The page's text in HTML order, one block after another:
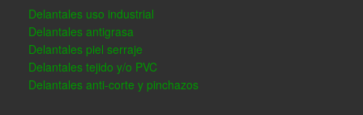
Delantales uso industrial
Delantales antigrasa
Delantales piel serraje
Delantales tejido y/o PVC
Delantales anti-corte y pinchazos